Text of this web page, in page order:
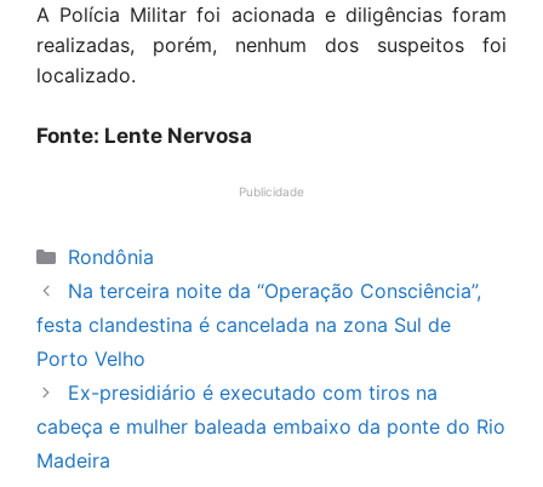
A Polícia Militar foi acionada e diligências foram
realizadas, porém, nenhum dos suspeitos foi
localizado.
Fonte: Lente Nervosa
Publicidade
Categorias
Rondônia
Na terceira noite da “Operação Consciência”,
festa clandestina é cancelada na zona Sul de
Porto Velho
Ex-presidiário é executado com tiros na
cabeça e mulher baleada embaixo da ponte do Rio
Madeira